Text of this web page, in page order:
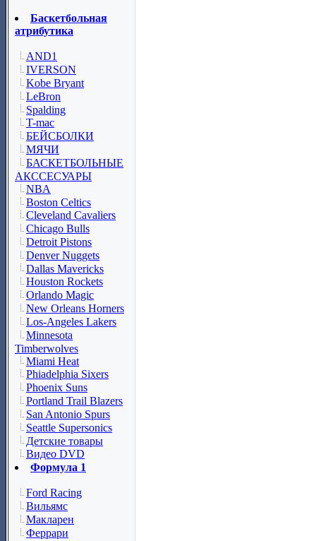
Баскетбольная
атрибутика
AND1
IVERSON
Kobe Bryant
LeBron
Spalding
T-mac
БЕЙСБОЛКИ
МЯЧИ
БАСКЕТБОЛЬНЫЕ
АКССЕСУАРЫ
NBA
Boston Celtics
Cleveland Cavaliers
Chicago Bulls
Detroit Pistons
Denver Nuggets
Dallas Mavericks
Houston Rockets
Orlando Magic
New Orleans Horners
Los-Angeles Lakers
Minnesota
Timberwolves
Miami Heat
Phiadelphia Sixers
Phoenix Suns
Portland Trail Blazers
San Antonio Spurs
Seattle Supersonics
Детские товары
Видео DVD
Формула 1
Ford Racing
Вильямс
Макларен
Феррари